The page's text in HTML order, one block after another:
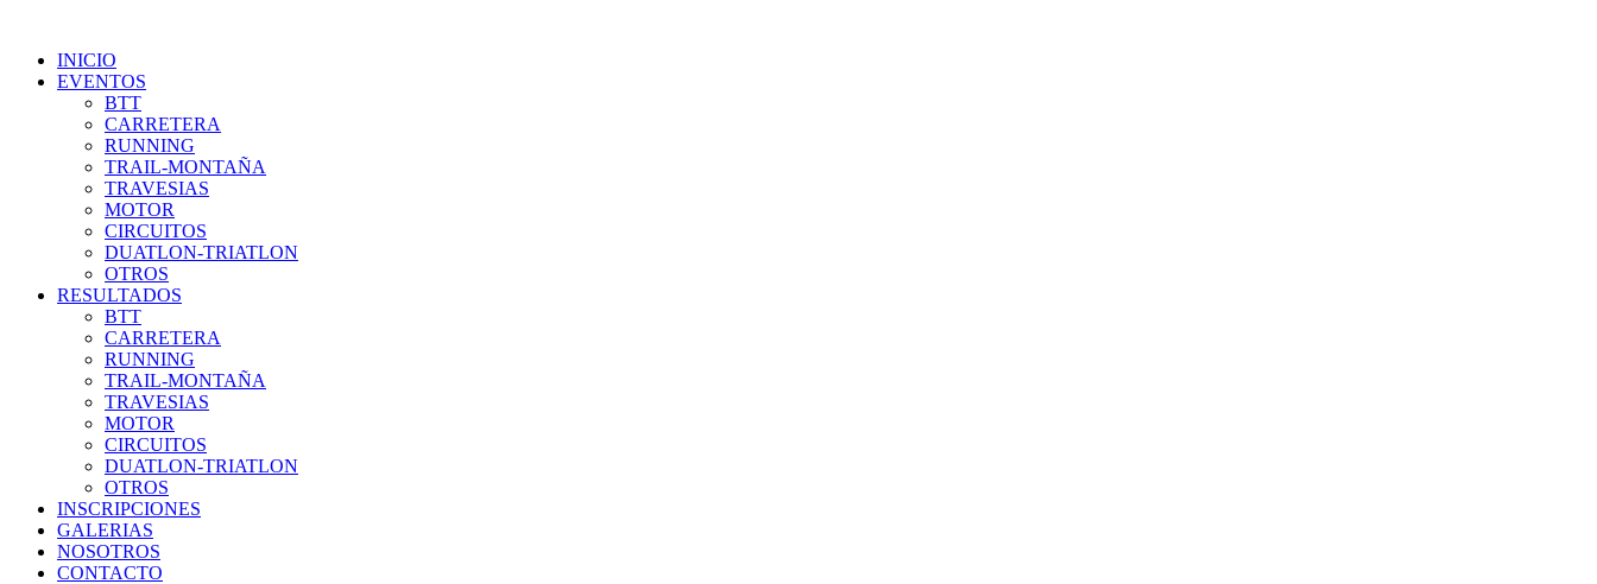
INICIO
EVENTOS
BTT
CARRETERA
RUNNING
TRAIL-MONTAÑA
TRAVESIAS
MOTOR
CIRCUITOS
DUATLON-TRIATLON
OTROS
RESULTADOS
BTT
CARRETERA
RUNNING
TRAIL-MONTAÑA
TRAVESIAS
MOTOR
CIRCUITOS
DUATLON-TRIATLON
OTROS
INSCRIPCIONES
GALERIAS
NOSOTROS
CONTACTO